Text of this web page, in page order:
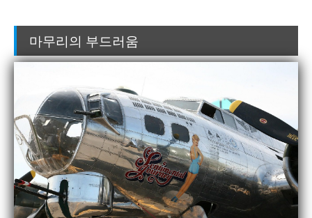
마무리의 부드러움